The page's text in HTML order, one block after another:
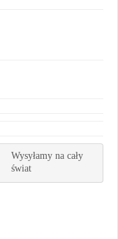
Wysyłamy na cały
świat